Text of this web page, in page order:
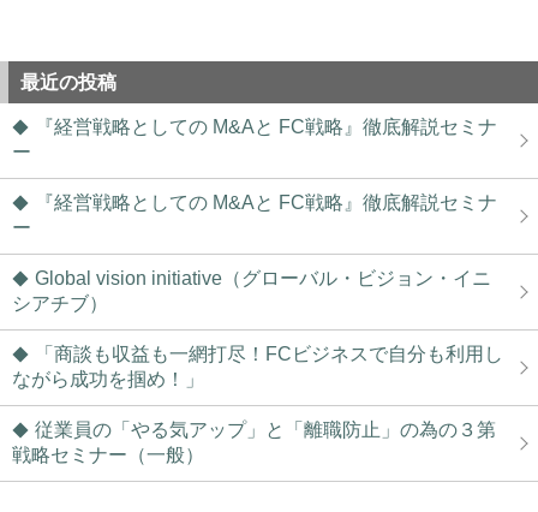
最近の投稿
『経営戦略としての M&Aと FC戦略』徹底解説セミナ
ー
『経営戦略としての M&Aと FC戦略』徹底解説セミナ
ー
Global vision initiative（グローバル・ビジョン・イニ
シアチブ）
「商談も収益も一網打尽！FCビジネスで自分も利用し
ながら成功を掴め！」
従業員の「やる気アップ」と「離職防止」の為の３第
戦略セミナー（一般）